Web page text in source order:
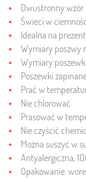
Dwustronny wzór
Świeci w
Idealna na prezent
Wymiary poszwy
Wymiary
Poszewki
Prać w
Nie chlorować
Prasować w
Nie czyścić
Można suszyć w
Antyalergiczna,
Opakowanie: